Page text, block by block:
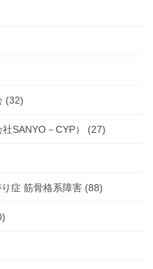
(32)
SANYO－CYP） (27)
症 筋骨格系障害 (88)